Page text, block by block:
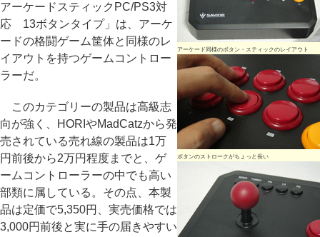
アーケード同様のボタン・スティックのレイアウト
ボタンのストロークがちょっと長い
アーケードスティックPC/PS3対
応 13ボタンタイプ」は、アーケ
ードの格闘ゲーム筐体と同様のレ
イアウトを持つゲームコントロー
ラーだ。
このカテゴリーの製品は高級志
向が強く、HORIやMadCatzから発
売されている売れ線の製品は1万
円前後から2万円程度までと、ゲ
ームコントローラーの中でも高い
部類に属している。その点、本製
品は定価で5,350円、実売価格では
3,000円前後と実に手の届きやすい